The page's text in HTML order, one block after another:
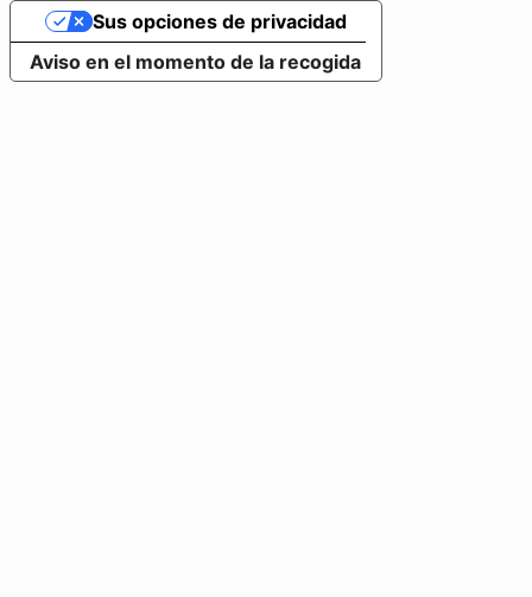
Aviso en el momento de la recogida
Sus opciones de privacidad